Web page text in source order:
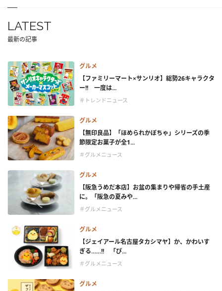
LATEST
最新の記事
グルメ
【ファミリーマート×サンリオ】総勢26キャラクタ
ー!! 一度は...
＃トレンドニュース
グルメ
【無印良品】「ほめられかぼちゃ」シリーズの季
節限定お菓子が全1...
＃グルメニュース
グルメ
【阪急うめだ本店】お盆の集まりや帰省の手土産
に。「阪急の夏みや...
＃グルメニュース
グルメ
【ジェイアール名古屋タカシマヤ】か、かわいす
ぎる……!! 「ぴ...
＃グルメニュース
グルメ